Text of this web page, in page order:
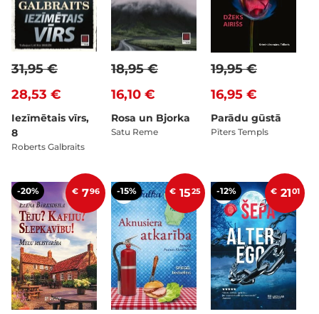
28,53 €
31,95 €
Iezīmētais vīrs,
8
Roberts Galbraits
16,10 €
18,95 €
Rosa un Bjorka
Satu Reme
16,95 €
19,95 €
Parādu gūstā
Pīters Templs
-20% € 796 -15% € 1525 -12% € 2101